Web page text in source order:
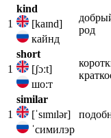
1
kind
[kaɪnd]
кайнд
род
1
short
[ʃɔːt]
шо:т
1
similar
[ˈsɪmɪlər]
ˈсимилэр